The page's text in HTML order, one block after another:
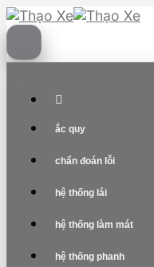
Skip
to
content
ắc quy
chẩn đoán lỗi
hệ thống lái
hệ thống làm mát
hệ thống phanh